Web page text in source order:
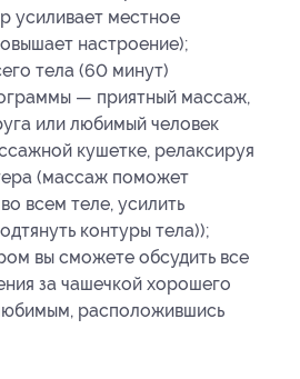
усиливает местное
настроение);
тела (60 минут)
— приятный массаж,
или любимый человек
кушетке, релаксируя
(массаж поможет
всем теле, усилить
контуры тела));
вы сможете обсудить все
за чашечкой хорошего
расположившись